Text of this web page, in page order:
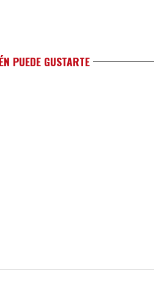
PUEDE GUSTARTE